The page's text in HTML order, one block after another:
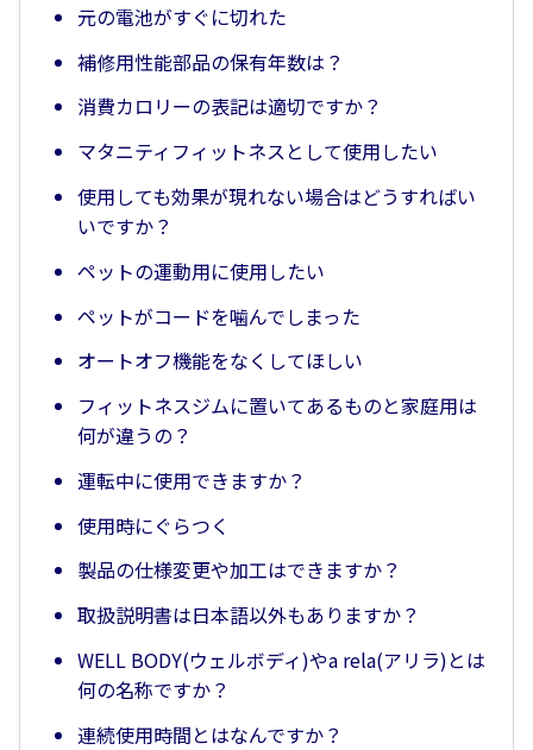
元の電池がすぐに切れた
補修用性能部品の保有年数は？
消費カロリーの表記は適切ですか？
マタニティフィットネスとして使用したい
使用しても効果が現れない場合はどうすればい
いですか？
ペットの運動用に使用したい
ペットがコードを噛んでしまった
オートオフ機能をなくしてほしい
フィットネスジムに置いてあるものと家庭用は
何が違うの？
運転中に使用できますか？
使用時にぐらつく
製品の仕様変更や加工はできますか？
取扱説明書は日本語以外もありますか？
WELL BODY(ウェルボディ)やa rela(アリラ)とは
何の名称ですか？
連続使用時間とはなんですか？